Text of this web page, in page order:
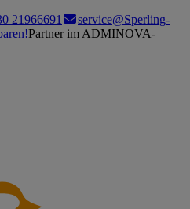
21966691
service@Sperling-
Partner im ADMINOVA-